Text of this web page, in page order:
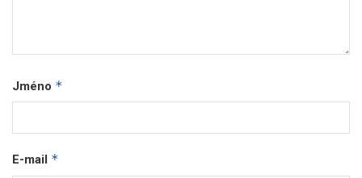
Jméno *
E-mail *